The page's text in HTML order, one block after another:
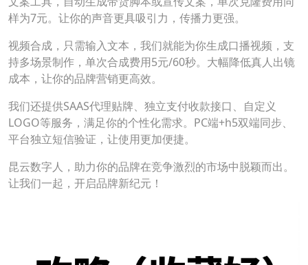
样为7元。让你的声音更具吸引力，传播力更强。
视频合成，只需输入文本，我们就能为你生成口播视频，支
持多场景制作，单次合成费用5元/60秒。大幅降低真人出镜
成本，让你的品牌营销更高效。
我们还提供SAAS代理贴牌、独立支付收款接口、自定义
LOGO等服务，满足你的个性化需求。PC端+h5双端同步、
平台独立短信验证，让使用更加便捷。
昆云数字人，助力你的品牌在竞争激烈的市场中脱颖而出。
让我们一起，开启品牌新纪元！